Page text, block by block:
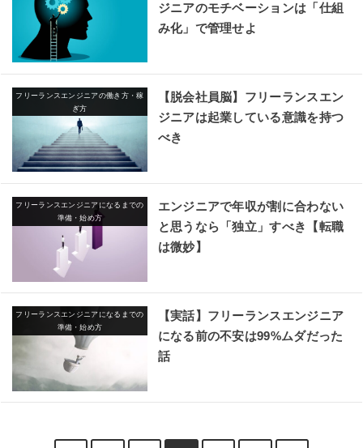
ジニアのモチベーションは「仕組
み化」で管理せよ
フリーランスエンジニアの働き方・稼
ぎ方
【脱会社員脳】フリーランスエン
ジニアは起業している意識を持つ
べき
フリーランスエンジニアになるまでの
準備・始め方
エンジニアで年収が割に合わない
と思うなら「独立」すべき【転職
は微妙】
フリーランスエンジニアになるまでの
準備・始め方
【実話】フリーランスエンジニア
になる前の不安は99%ムダだった
話